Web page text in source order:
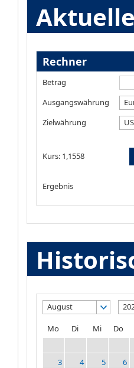
Rechner
Betrag
Ausgangswährung
Zielwährung
Kurs: 1,1558
Ergebnis
August
Mo Di Mi Do
3
4 5 6